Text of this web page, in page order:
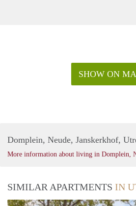
SHOW ON
Domplein, Neude, Janskerkhof,
More information about living in Domplein,
SIMILAR APARTMENTS IN